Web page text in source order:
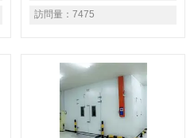
有控制溫度和濕度的設備，并
可進行加熱、冷卻、恒溫、循
訪問量： 7475